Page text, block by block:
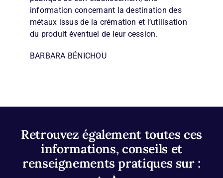
information concernant la destination des
métaux issus de la crémation et l’utilisation
du produit éventuel de leur cession.
BARBARA BÉNICHOU
Retrouvez également toutes ces
informations, conseils et
renseignements pratiques sur :